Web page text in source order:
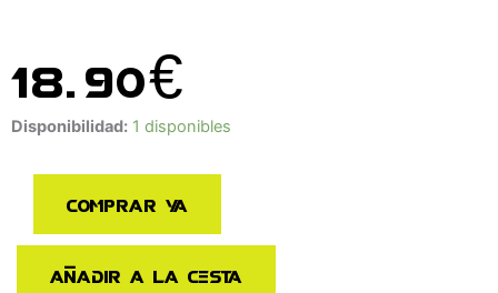
18.90€
Disponibilidad: 1 disponibles
Figura
Attack
Titan
Comprar ya
Añadir a la cesta